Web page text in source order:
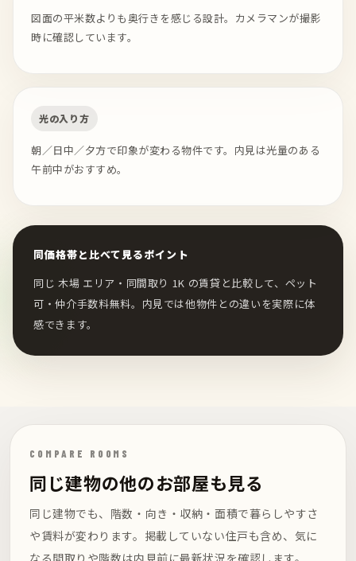
図面の平米数よりも奥行きを感じる設計。カメラマンが撮影
時に確認しています。
光の入り方
朝／日中／夕方で印象が変わる物件です。内見は光量のある
午前中がおすすめ。
同価格帯と比べて見るポイント
同じ 木場 エリア・同間取り 1K の賃貸と比較して、ペット
可・仲介手数料無料。内見では他物件との違いを実際に体
感できます。
COMPARE ROOMS
同じ建物の他のお部屋も見る
同じ建物でも、階数・向き・収納・面積で暮らしやすさ
や賃料が変わります。掲載していない住戸も含め、気に